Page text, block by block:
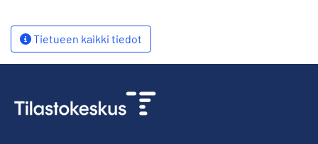
Tietueen kaikki tiedot